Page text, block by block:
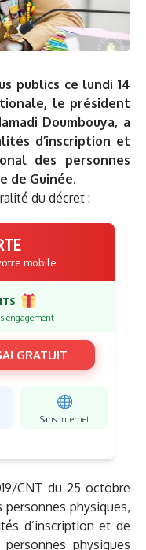
publics ce lundi 14
le président
Doumbouya, a
d’inscription et
des personnes
de Guinée.
du décret :
mobile
engagement
GRATUIT
Sans Internet
CNT du 25 octobre
personnes physiques,
d’inscription et de
physiques